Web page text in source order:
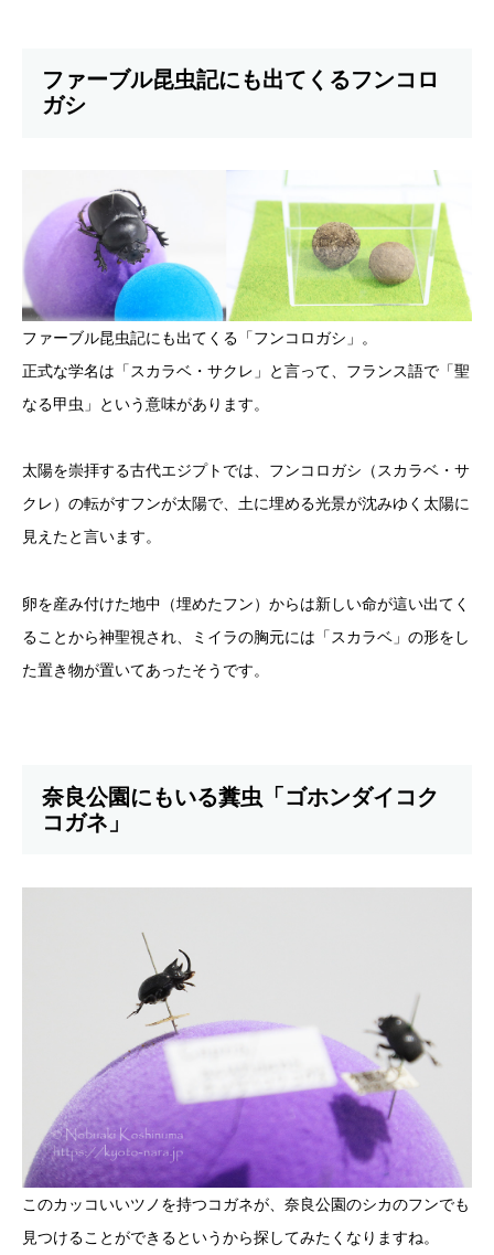
ファーブル昆虫記にも出てくるフンコロ
ガシ
ファーブル昆虫記にも出てくる「フンコロガシ」。
正式な学名は「スカラベ・サクレ」と言って、フランス語で「聖
なる甲虫」という意味があります。
太陽を崇拝する古代エジプトでは、フンコロガシ（スカラベ・サ
クレ）の転がすフンが太陽で、土に埋める光景が沈みゆく太陽に
見えたと言います。
卵を産み付けた地中（埋めたフン）からは新しい命が這い出てく
ることから神聖視され、ミイラの胸元には「スカラベ」の形をし
た置き物が置いてあったそうです。
奈良公園にもいる糞虫「ゴホンダイコク
コガネ」
このカッコいいツノを持つコガネが、奈良公園のシカのフンでも
見つけることができるというから探してみたくなりますね。